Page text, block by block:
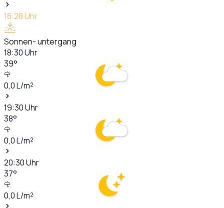
18:28Uhr
Sonnen- untergang
18:30Uhr
39°
0,0L/m²
19:30Uhr
38°
0,0L/m²
20:30Uhr
37°
0,0L/m²